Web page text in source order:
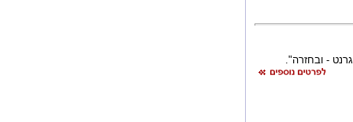
- ובחזרה".